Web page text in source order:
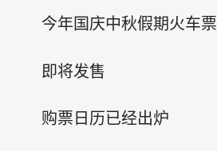
今年国庆中秋假期火车票
即将发售
购票日历已经出炉